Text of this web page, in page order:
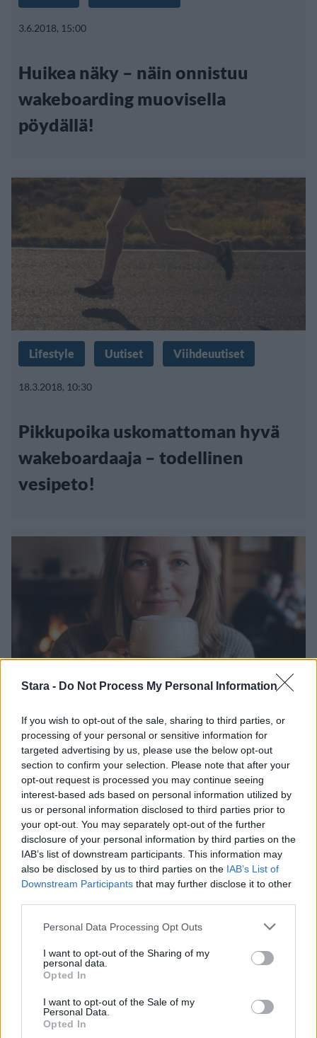
Stara - Do Not Process My Personal Information
If you wish to opt-out of the sale, sharing to third parties, or
processing of your personal or sensitive information for
targeted advertising by us, please use the below opt-out
section to confirm your selection. Please note that after your
opt-out request is processed you may continue seeing
interest-based ads based on personal information utilized by
us or personal information disclosed to third parties prior to
your opt-out. You may separately opt-out of the further
disclosure of your personal information by third parties on the
IAB’s list of downstream participants. This information may
also be disclosed by us to third parties on the IAB’s List of
Downstream Participants that may further disclose it to other
Personal Data Processing Opt Outs
I want to opt-out of the Sharing of my
personal data.
Opted In
I want to opt-out of the Sale of my
Personal Data.
Opted In
3.6.2018, 15:00
Huikea näky – näin onnistuu
wakeboarding muovisella
pöydällä!
Lifestyle Uutiset Viihdeuutiset
18.3.2018, 10:30
Pikkupoika uskomattoman hyvä
wakeboardaaja – todellinen
vesipeto!
13.7.2017, 15:30
Veneilevä seurue heitti oluen –
wakeboardaaja otti ilmasta kiinni